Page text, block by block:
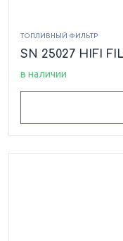
ТОПЛИВНЫЙ ФИЛЬТР
SN 25027 HIFI
в наличии